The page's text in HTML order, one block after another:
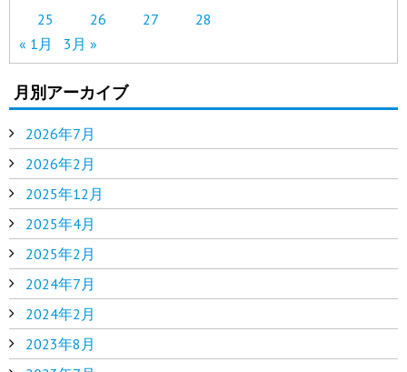
25
26 27
28
« 1月
3月 »
月別アーカイブ
2026年7月
2026年2月
2025年12月
2025年4月
2025年2月
2024年7月
2024年2月
2023年8月